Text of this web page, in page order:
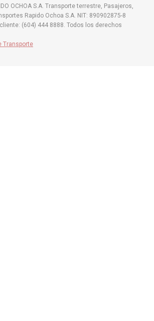
OCHOA S.A. Transporte terrestre, Pasajeros,
Rapido Ochoa S.A. NIT: 890902875-8
(604) 444 8888. Todos los derechos
Transporte